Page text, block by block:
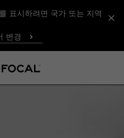
표시하려면 국가 또는 지역
변경